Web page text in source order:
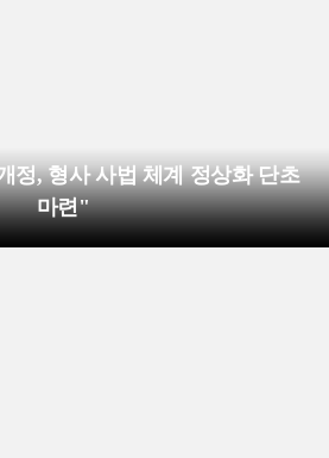
정, 형사 사법 체계 정상화 단초
마련"